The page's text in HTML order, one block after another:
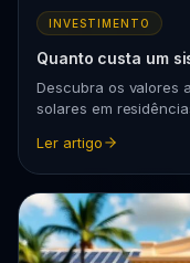
INVESTIMENTO
Quanto custa um
Descubra os valores
solares em
Ler artigo